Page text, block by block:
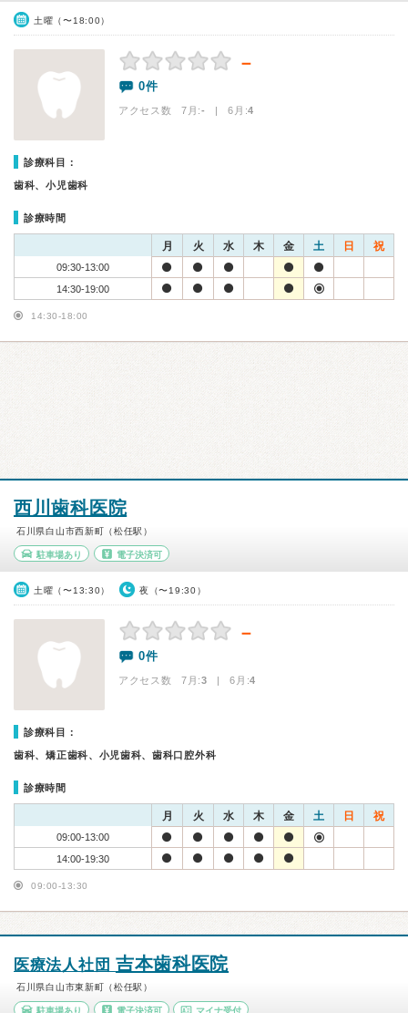
土曜（〜18:00）
－
0件
アクセス数 7月:- | 6月:4
診療科目：
歯科、小児歯科
診療時間
月 火 水 木 金 土 日 祝
09:30-13:00
14:30-19:00
14:30-18:00
西川歯科医院
石川県白山市西新町（松任駅）
駐車場あり 電子決済可
土曜（〜13:30） 夜（〜19:30）
－
0件
アクセス数 7月:3 | 6月:4
診療科目：
歯科、矯正歯科、小児歯科、歯科口腔外科
診療時間
月 火 水 木 金 土 日 祝
09:00-13:00
14:00-19:30
09:00-13:30
医療法人社団 吉本歯科医院
石川県白山市東新町（松任駅）
駐車場あり 電子決済可 マイナ受付